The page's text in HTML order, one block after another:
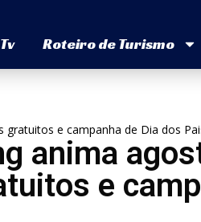
Tv Roteiro de Turismo
e campanha de Dia dos
anima
e